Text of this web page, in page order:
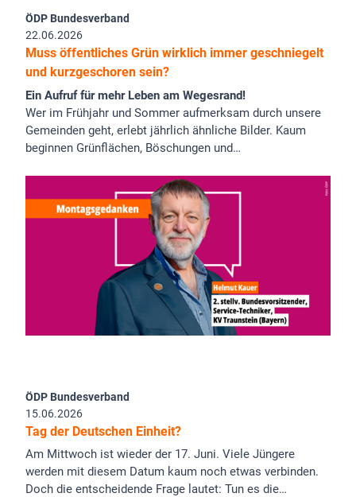
ÖDP Bundesverband
22.06.2026
Muss öffentliches Grün wirklich immer geschniegelt
und kurzgeschoren sein?
Ein Aufruf für mehr Leben am Wegesrand!
Wer im Frühjahr und Sommer aufmerksam durch unsere
Gemeinden geht, erlebt jährlich ähnliche Bilder. Kaum
beginnen Grünflächen, Böschungen und…
ÖDP Bundesverband
15.06.2026
Tag der Deutschen Einheit?
Am Mittwoch ist wieder der 17. Juni. Viele Jüngere
werden mit diesem Datum kaum noch etwas verbinden.
Doch die entscheidende Frage lautet: Tun es die…